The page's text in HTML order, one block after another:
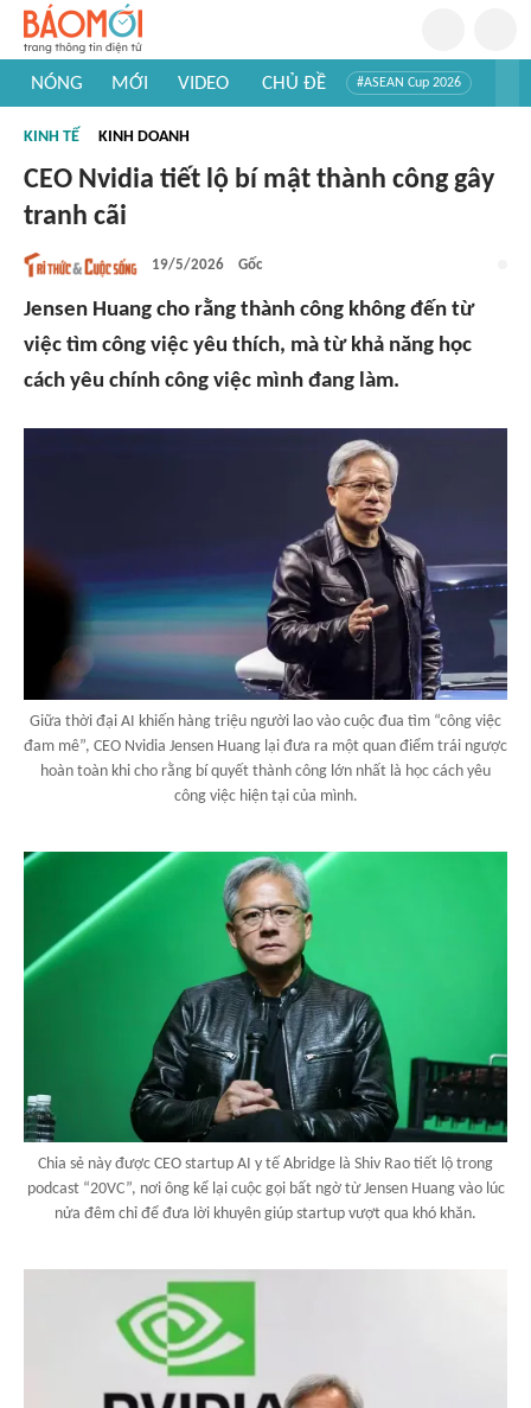
NÓNG MỚI VIDEO CHỦ ĐỀ #ASEAN Cup 2026
#Khám phá thế giới
KINH TẾ KINH DOANH
CEO Nvidia tiết lộ bí mật thành công gây
tranh cãi
19/5/2026 Gốc
Jensen Huang cho rằng thành công không đến từ
việc tìm công việc yêu thích, mà từ khả năng học
cách yêu chính công việc mình đang làm.
Giữa thời đại AI khiến hàng triệu người lao vào cuộc đua tìm “công việc
đam mê”, CEO Nvidia Jensen Huang lại đưa ra một quan điểm trái ngược
hoàn toàn khi cho rằng bí quyết thành công lớn nhất là học cách yêu
công việc hiện tại của mình.
Chia sẻ này được CEO startup AI y tế Abridge là Shiv Rao tiết lộ trong
podcast “20VC”, nơi ông kể lại cuộc gọi bất ngờ từ Jensen Huang vào lúc
nửa đêm chỉ để đưa lời khuyên giúp startup vượt qua khó khăn.